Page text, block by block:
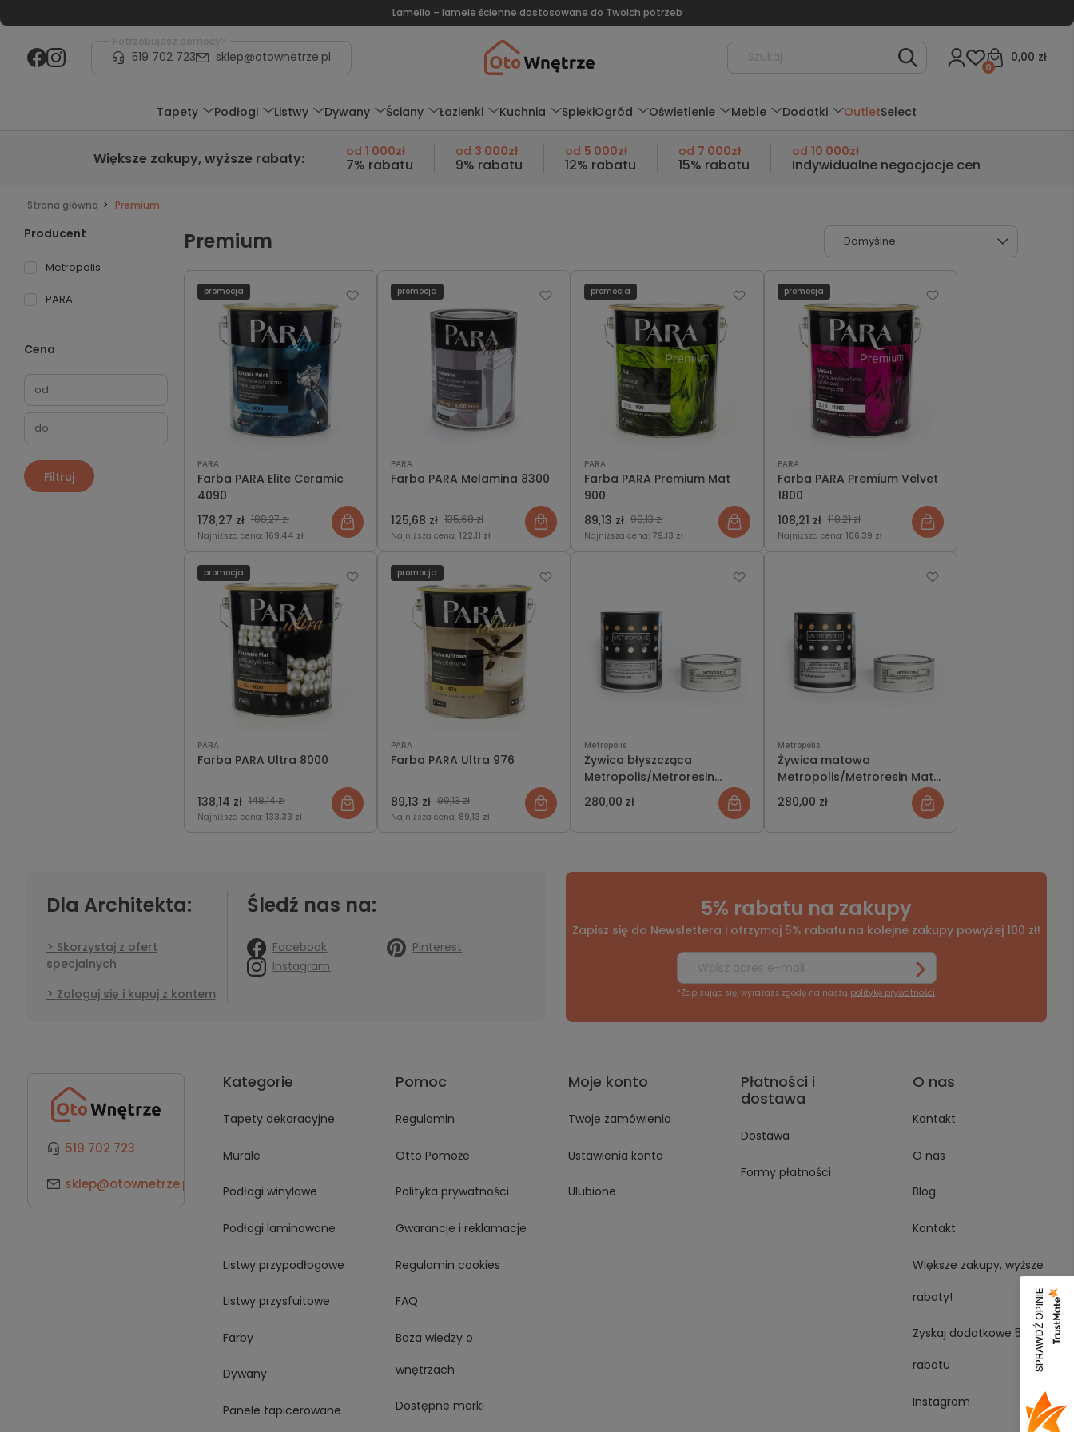
Lamelio – lamele ścienne dostosowane do Twoich potrzeb
Potrzebujesz pomocy?
519 702 723 sklep@otownetrze.pl 0,00 zł
0
Tapety Podłogi Listwy Dywany Ściany Łazienki Kuchnia SpiekiOgród Oświetlenie Meble Dodatki OutletSelect
Większe zakupy,wyższe rabaty: od 1 000zł
7% rabatu
od 3 000zł
9% rabatu
od 5 000zł
12% rabatu
od 7 000zł
15% rabatu
od 10 000zł
Indywidualne negocjacje cen
Strona główna Premium
Producent
Metropolis
PARA
Cena
Filtruj
Premium
PARA
Farba PARA Elite Ceramic
4090
178,27 zł 188,27 zł
Najniższa cena: 169,44 zł
promocja
PARA
Farba PARA Melamina 8300
125,68 zł 135,68 zł
Najniższa cena: 122,11 zł
promocja
PARA
Farba PARA Premium Mat
900
89,13 zł 99,13 zł
Najniższa cena: 79,13 zł
promocja
PARA
Farba PARA Premium Velvet
1800
108,21 zł 118,21 zł
Najniższa cena: 106,39 zł
promocja
PARA
Farba PARA Ultra 8000
138,14 zł 148,14 zł
Najniższa cena: 133,33 zł
promocja
PARA
Farba PARA Ultra 976
89,13 zł 99,13 zł
Najniższa cena: 89,13 zł
promocja
Metropolis
Żywica błyszcząca
Metropolis/Metroresin
Gloss 1kg (Zestaw)
280,00 zł
Metropolis
Żywica matowa
Metropolis/Metroresin Matt
1kg (Zestaw)
280,00 zł
Dla Architekta:
Skorzystaj z ofert
specjalnych
Zaloguj się i kupuj z kontem
Śledź nas na:
Facebook
Pinterest
Instagram
5% rabatu na zakupy
Zapisz się do Newslettera i otrzymaj 5% rabatu na kolejne zakupy powyżej 100 zł!
*Zapisując się, wyrażasz zgodę na naszą politykę prywatności.
519 702 723
sklep@otownetrze.pl
Kategorie
Tapety dekoracyjne
Murale
Podłogi winylowe
Podłogi laminowane
Listwy przypodłogowe
Listwy przysfuitowe
Farby
Dywany
Panele tapicerowane
Pomoc
Regulamin
Otto Pomoże
Polityka prywatności
Gwarancje i reklamacje
Regulamin cookies
FAQ
Baza wiedzy o
wnętrzach
Dostępne marki
Moje konto
Twoje zamówienia
Ustawienia konta
Ulubione
Płatności i
dostawa
Dostawa
Formy płatności
O nas
Kontakt
O nas
Blog
Kontakt
Większe zakupy, wyższe
rabaty!
Zyskaj dodatkowe 5%
rabatu
Instagram
SPRAWDŹ OPINIE